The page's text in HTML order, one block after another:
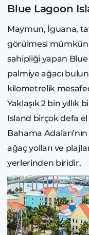
Blue Lagoon
Maymun, İguana,
görülmesi mümkün
sahipliği yapan
palmiye ağacı
kilometrelik
Yaklaşık 2 bin
Island birçok defa
Bahama
ağaç yolları ve
yerlerinden biridir.